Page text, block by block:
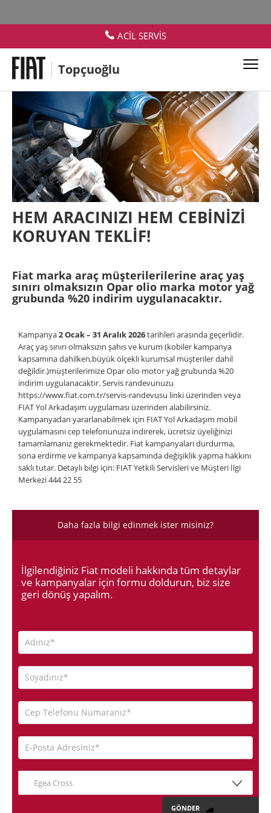
ACİL SERVİS
Topçuoğlu
HEM ARACINIZI HEM CEBİNİZİ
KORUYAN TEKLİF!
Fiat marka araç müşterilerilerine araç yaş
sınırı olmaksızın Opar olio marka motor yağ
grubunda %20 indirim uygulanacaktır.
Kampanya2 Ocak – 31 Aralık 2026tarihleri arasında geçerlidir.
Araç yaş sınırı olmaksızın şahıs ve kurum (kobiler kampanya
kapsamına dahilken,büyük ölçekli kurumsal müşteriler dahil
değildir.)müşterilerimize Opar olio motor yağ grubunda %20
indirim uygulanacaktır. Servis randevunuzu
https://www.fiat.com.tr/servis-randevusu linki üzerinden veya
FIAT Yol Arkadaşım uygulaması üzerinden alabilirsiniz.
Kampanyadan yararlanabilmek için FIAT Yol Arkadaşım mobil
uygulamasını cep telefonunuza indirerek, ücretsiz üyeliğinizi
tamamlamanız gerekmektedir. Fiat kampanyaları durdurma,
sona erdirme ve kampanya kapsamında değişiklik yapma hakkını
saklı tutar. Detaylı bilgi için: FIAT Yetkili Servisleri ve Müşteri İlgi
Merkezi 444 22 55
Daha fazla bilgi edinmek ister misiniz?
İlgilendiğiniz Fiat modeli hakkında tüm detaylar
ve kampanyalar için formu doldurun, biz size
geri dönüş yapalım.
Egea Cross